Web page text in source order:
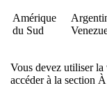
Amérique
du Sud
Vous devez utiliser la
accéder à la section